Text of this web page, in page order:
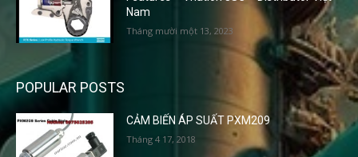
Nam
Tháng mười một 13, 2023
POPULAR POSTS
CẢM BIẾN ÁP SUẤT PXM209
Tháng 4 17, 2018